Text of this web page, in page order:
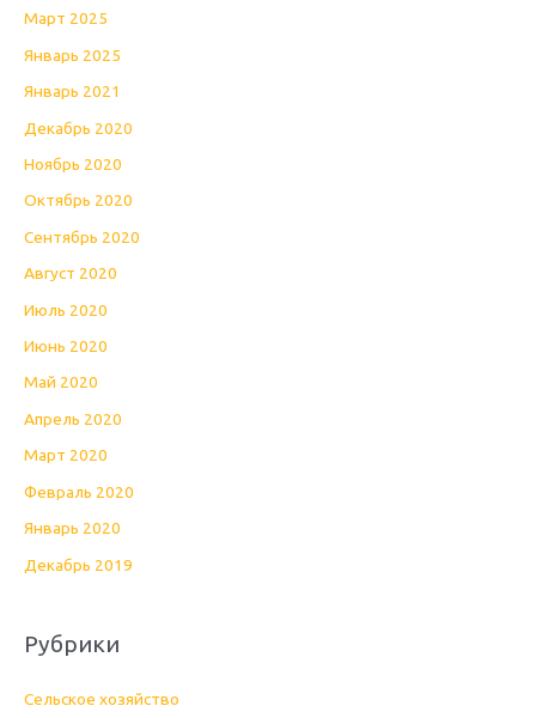
Март 2025
Январь 2025
Январь 2021
Декабрь 2020
Ноябрь 2020
Октябрь 2020
Сентябрь 2020
Август 2020
Июль 2020
Июнь 2020
Май 2020
Апрель 2020
Март 2020
Февраль 2020
Январь 2020
Декабрь 2019
Рубрики
Cельское хозяйство